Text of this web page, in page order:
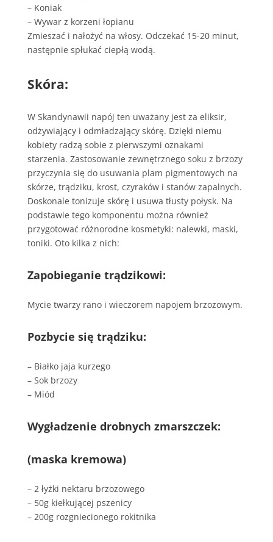
– Koniak
– Wywar z korzeni łopianu
Zmieszać i nałożyć na włosy. Odczekać 15-20 minut,
następnie spłukać ciepłą wodą.
Skóra:
W Skandynawii napój ten uważany jest za eliksir,
odżywiający i odmładzający skórę. Dzięki niemu
kobiety radzą sobie z pierwszymi oznakami
starzenia. Zastosowanie zewnętrznego soku z brzozy
przyczynia się do usuwania plam pigmentowych na
skórze, trądziku, krost, czyraków i stanów zapalnych.
Doskonale tonizuje skórę i usuwa tłusty połysk. Na
podstawie tego komponentu można również
przygotować różnorodne kosmetyki: nalewki, maski,
toniki. Oto kilka z nich:
Zapobieganie trądzikowi:
Mycie twarzy rano i wieczorem napojem brzozowym.
Pozbycie się trądziku:
– Białko jaja kurzego
– Sok brzozy
– Miód
Wygładzenie drobnych zmarszczek:
(maska kremowa)
– 2 łyżki nektaru brzozowego
– 50g kiełkującej pszenicy
– 200g rozgniecionego rokitnika